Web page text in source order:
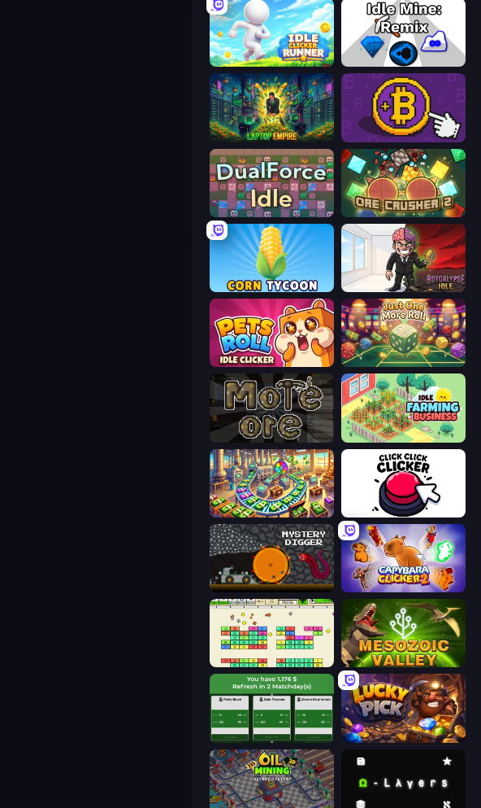
Idle Clicker Runner Idle Mine: Remix
Laptop Empire Money Maker
DualForce Idle OreCrusher 2
Corn Tycoon Rotcalypse: Idle Incremental
Pets Roll: Idle Clicker Just One More Roll
More Ore Idle Farming Business
Money Factory: Tycoon Idle Game Click Click Clicker
Mystery Digger Capybara Clicker 2
Idle Breakout Cell to Singularity: Mesozoic Valley
Idle Soccer Manager Lucky Pick